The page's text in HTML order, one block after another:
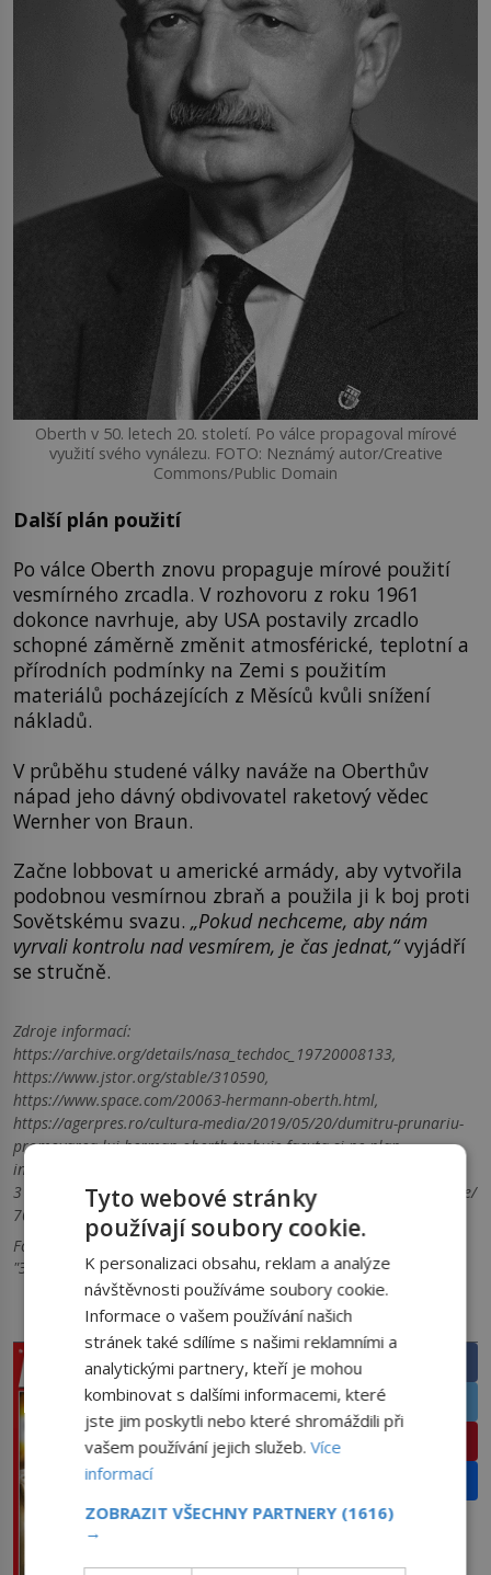
Oberth v 50. letech 20. století. Po válce propagoval mírové
využití svého vynálezu. FOTO: Neznámý autor/Creative
Commons/Public Domain
Další plán použití
Po válce Oberth znovu propaguje mírové použití
vesmírného zrcadla. V rozhovoru z roku 1961
dokonce navrhuje, aby USA postavily zrcadlo
schopné záměrně změnit atmosférické, teplotní a
přírodních podmínky na Zemi s použitím
materiálů pocházejících z Měsíců kvůli snížení
nákladů.
V průběhu studené války naváže na Oberthův
nápad jeho dávný obdivovatel raketový vědec
Wernher von Braun.
Začne lobbovat u americké armády, aby vytvořila
podobnou vesmírnou zbraň a použila ji k boj proti
Sovětskému svazu. „Pokud nechceme, aby nám
vyrvali kontrolu nad vesmírem, je čas jednat,“vyjádří
se stručně.
Zdroje informací:
https://archive.org/details/nasa_techdoc_19720008133,
https://www.jstor.org/stable/310590,
https://www.space.com/20063-hermann-oberth.html,
https://agerpres.ro/cultura-media/2019/05/20/dumitru-prunariu-
promovarea-lui-herman-oberth-trebuie-facuta-si-pe-plan-
international—
310600,https://archive.org/details/spacetechnology0000ange/page/
70/mode/2up,
Foto: Creative Commons, Úvodní fotografie: RSC Energia (РКК
"Энергия")/Creative Commons/CC BY-SA 4.0
PRÁVĚ V PRODEJI SDÍLEJTE ČLÁNEK
Facebook
Twitter
Pinterest
Tyto webové stránky
používají soubory cookie.
K personalizaci obsahu, reklam a analýze
návštěvnosti používáme soubory cookie.
Informace o vašem používání našich
stránek také sdílíme s našimi reklamními a
analytickými partnery, kteří je mohou
kombinovat s dalšími informacemi, které
jste jim poskytli nebo které shromáždili při
vašem používání jejich služeb.Více
informací
ZOBRAZIT VŠECHNY PARTNERY (1616)
→